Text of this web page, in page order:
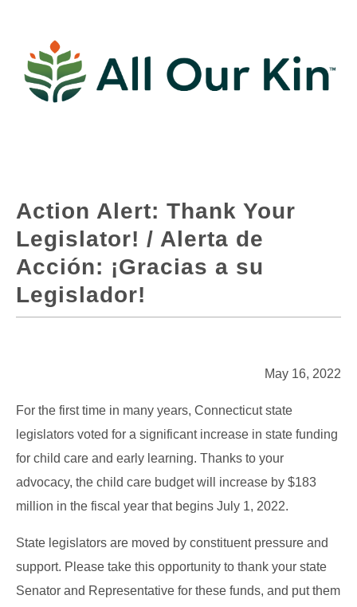
Action Alert: Thank Your
Legislator! / Alerta de
Acción: ¡Gracias a su
Legislador!
May 16, 2022
For the first time in many years, Connecticut state
legislators voted for a significant increase in state funding
for child care and early learning. Thanks to your
advocacy, the child care budget will increase by $183
million in the fiscal year that begins July 1, 2022.
State legislators are moved by constituent pressure and
support. Please take this opportunity to thank your state
Senator and Representative for these funds, and put them